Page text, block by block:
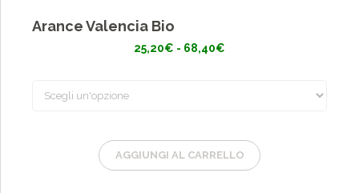
Arance Valencia Bio
25,20€ - 68,40€
AGGIUNGI AL CARRELLO